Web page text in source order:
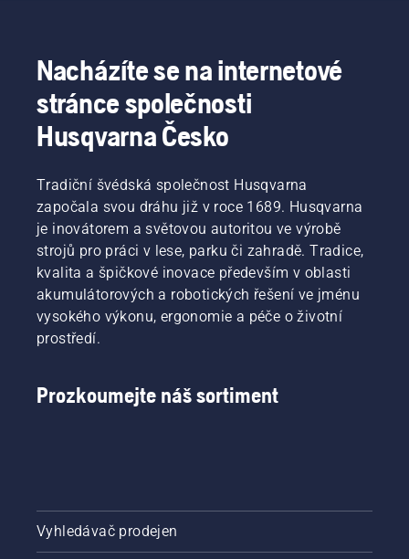
ručně
nesených
strojů ve
společnosti
Husqvarna.
jemné
trávy.
Režim
savE
jednoduše
vypnete
stisknutím
tlačítka
na
akumulátorovém
vyžínači.
budou
takové
nepříjemnosti
mnohem
méně
časté.
přestávek.
Nacházíte se na internetové
stránce společnosti
Husqvarna Česko
Tradiční švédská společnost Husqvarna
započala svou dráhu již v roce 1689. Husqvarna
je inovátorem a světovou autoritou ve výrobě
strojů pro práci v lese, parku či zahradě. Tradice,
kvalita a špičkové inovace především v oblasti
akumulátorových a robotických řešení ve jménu
vysokého výkonu, ergonomie a péče o životní
prostředí.
Prozkoumejte náš sortiment
Vyhledávač prodejen